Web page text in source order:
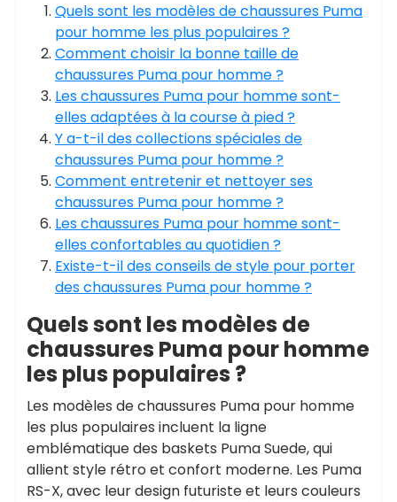
Quels sont les modèles de chaussures Puma
pour homme les plus populaires ?
Comment choisir la bonne taille de
chaussures Puma pour homme ?
Les chaussures Puma pour homme sont-
elles adaptées à la course à pied ?
Y a-t-il des collections spéciales de
chaussures Puma pour homme ?
Comment entretenir et nettoyer ses
chaussures Puma pour homme ?
Les chaussures Puma pour homme sont-
elles confortables au quotidien ?
Existe-t-il des conseils de style pour porter
des chaussures Puma pour homme ?
Quels sont les modèles de
chaussures Puma pour homme
les plus populaires ?
Les modèles de chaussures Puma pour homme
les plus populaires incluent la ligne
emblématique des baskets Puma Suede, qui
allient style rétro et confort moderne. Les Puma
RS-X, avec leur design futuriste et leurs couleurs